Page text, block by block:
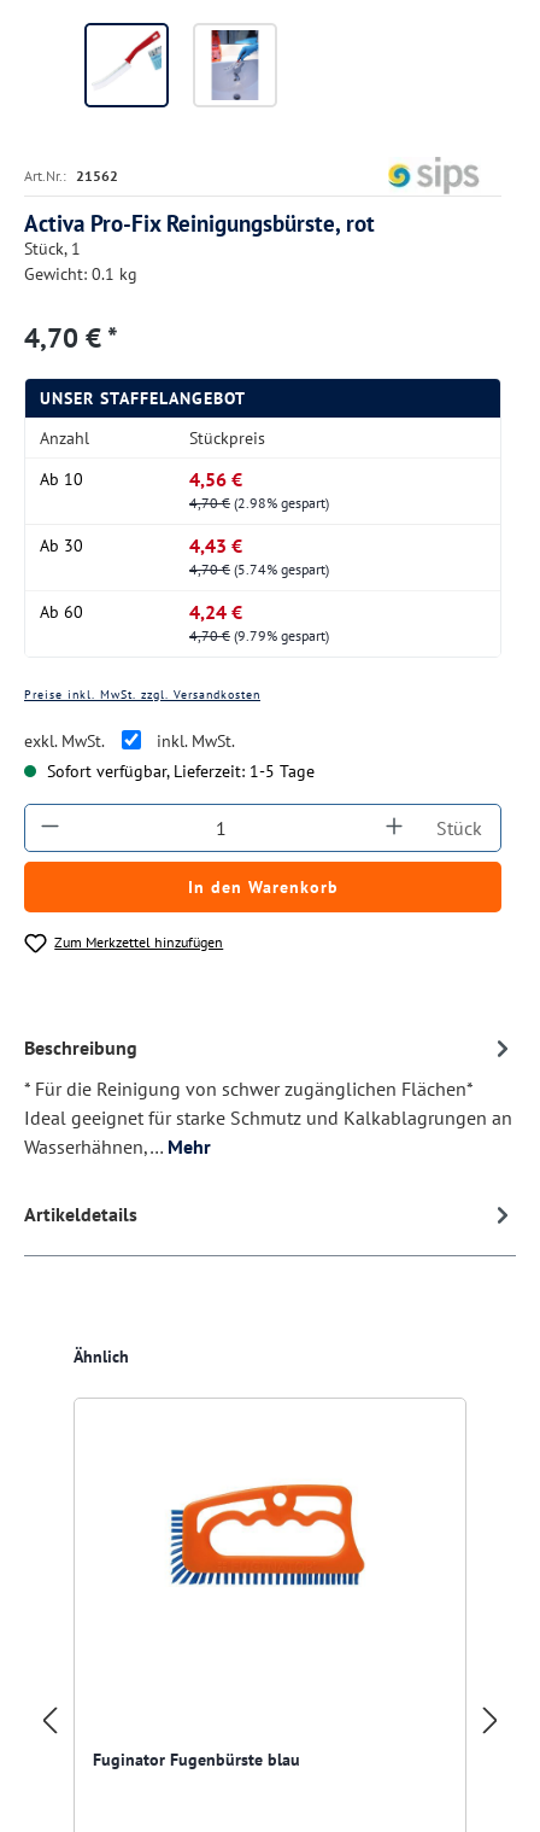
Art.Nr.: 21562
Activa Pro-Fix Reinigungsbürste, rot
Stück, 1
Gewicht: 0.1 kg
4,70 € *
UNSER STAFFELANGEBOT
Anzahl
Stückpreis
Ab 10 4,56 €
4,70 € (2.98% gespart)
Ab 30 4,43 €
4,70 € (5.74% gespart)
Ab 60 4,24 €
4,70 € (9.79% gespart)
Preise inkl. MwSt. zzgl. Versandkosten
exkl. MwSt.
inkl. MwSt.
Sofort verfügbar, Lieferzeit: 1-5 Tage
Produkt Anzahl: Gib den gewünschten
Stück
In den Warenkorb
Zum Merkzettel hinzufügen
Beschreibung
* Für die Reinigung von schwer zugänglichen Flächen*
Ideal geeignet für starke Schmutz und Kalkablagrungen an
Wasserhähnen,… Mehr
Artikeldetails
Produktgalerie überspringen
Ähnlich
Fuginator Fugenbürste blau